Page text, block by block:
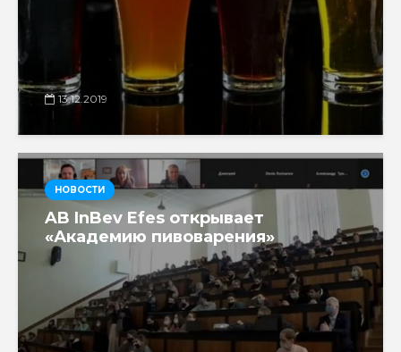
13.12.2019
НОВОСТИ
AB InBev Efes открывает
«Академию пивоварения»